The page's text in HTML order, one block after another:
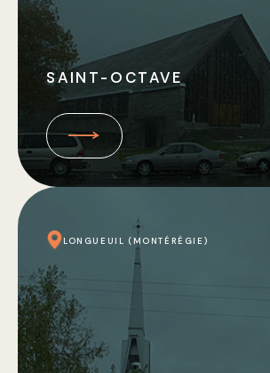
SAINT-OCTAVE
LONGUEUIL (MONTÉRÉGIE)